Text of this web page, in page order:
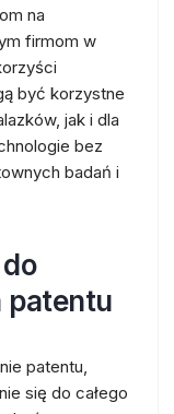
na
firmom w
być korzystne
jak i dla
bez
badań i
patentu
patentu,
się do całego